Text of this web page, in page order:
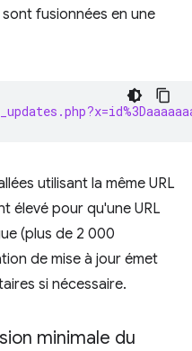
fusionnées en une
utilisant la même URL
élevé pour qu'une URL
(plus de 2 000
de mise à jour émet
si nécessaire.
minimale du